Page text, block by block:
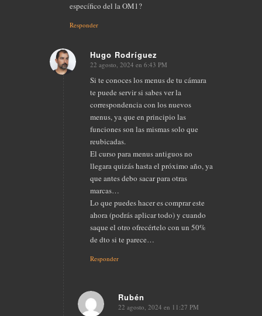
específico del la OM1?
Responder
Hugo Rodríguez
Dice:
22 agosto, 2024 en 6:43 PM
Si te conoces los menus de tu cámara
te puede servir si sabes ver la
correspondencia con los nuevos
menus, ya que en principio las
funciones son las mismas solo que
reubicadas.
El curso para menus antiguos no
llegara quizás hasta el próximo año, ya
que antes debo sacar para otras
marcas…
Lo que puedes hacer es comprar este
ahora (podrás aplicar todo) y cuando
saque el otro ofrecértelo con un 50%
de dto si te parece…
Responder
Rubén
Dice:
22 agosto, 2024 en 11:27 PM